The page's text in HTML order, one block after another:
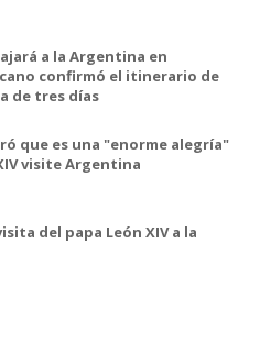
a la Argentina en
confirmó el itinerario de
de tres días
que es una "enorme alegría"
visite Argentina
del papa León XIV a la